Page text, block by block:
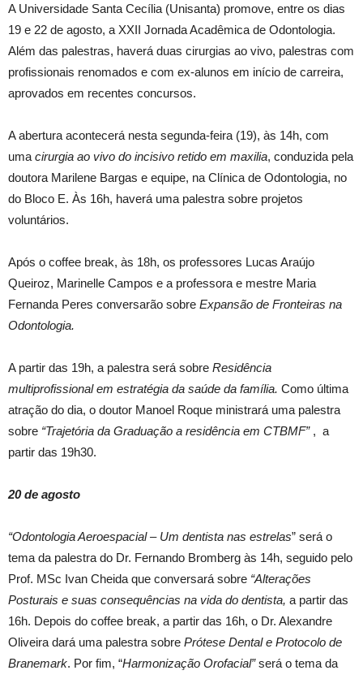
A Universidade Santa Cecília (Unisanta) promove, entre os dias
19 e 22 de agosto, a XXII Jornada Acadêmica de Odontologia.
Além das palestras, haverá duas cirurgias ao vivo, palestras com
profissionais renomados e com ex-alunos em início de carreira,
aprovados em recentes concursos.
A abertura acontecerá nesta segunda-feira (19), às 14h, com
uma cirurgia ao vivo do incisivo retido em maxilia, conduzida pela
doutora Marilene Bargas e equipe, na Clínica de Odontologia, no
do Bloco E. Às 16h, haverá uma palestra sobre projetos
voluntários.
Após o coffee break, às 18h, os professores Lucas Araújo
Queiroz, Marinelle Campos e a professora e mestre Maria
Fernanda Peres conversarão sobre Expansão de Fronteiras na
Odontologia.
A partir das 19h, a palestra será sobre Residência
multiprofissional em estratégia da saúde da família. Como última
atração do dia, o doutor Manoel Roque ministrará uma palestra
sobre “Trajetória da Graduação a residência em CTBMF”, a
partir das 19h30.
20 de agosto
“Odontologia Aeroespacial – Um dentista nas estrelas” será o
tema da palestra do Dr. Fernando Bromberg às 14h, seguido pelo
Prof. MSc Ivan Cheida que conversará sobre “Alterações
Posturais e suas consequências na vida do dentista, a partir das
16h. Depois do coffee break, a partir das 16h, o Dr. Alexandre
Oliveira dará uma palestra sobre Prótese Dental e Protocolo de
Branemark. Por fim, “Harmonização Orofacial”será o tema da